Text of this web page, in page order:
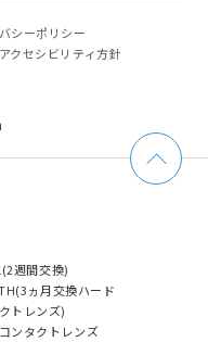
シーポリシー
クセシビリティ方針
週間交換)
ヵ月交換ハード
トレンズ)
ンタクトレンズ